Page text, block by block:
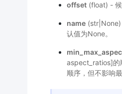
offset(float) - 候
name(str|None)
认值为None。
aspect_ratios]的
顺序，但不影响